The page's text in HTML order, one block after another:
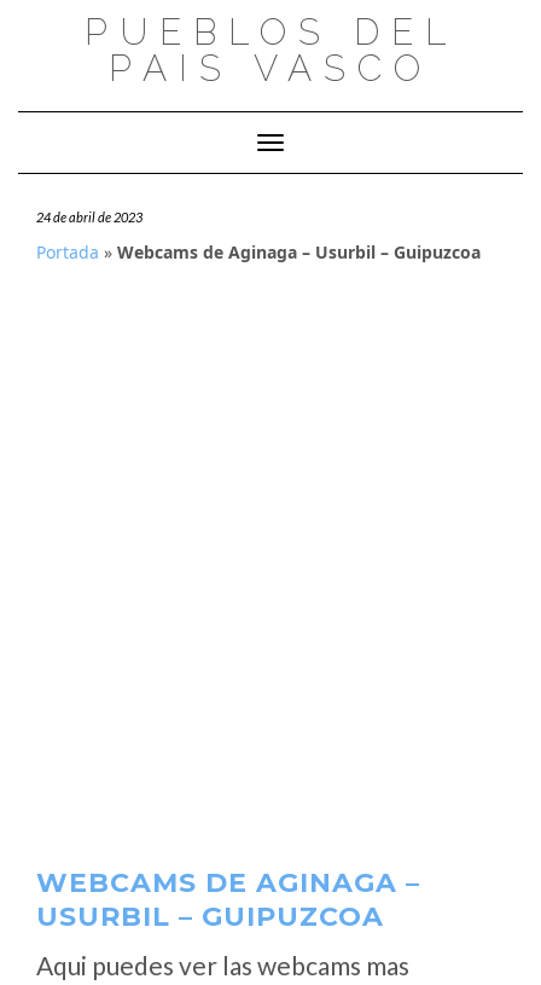
PUEBLOS DEL
PAIS VASCO
Cambiar modo de navegación
24 de abril de 2023
Portada » Webcams de Aginaga – Usurbil – Guipuzcoa
WEBCAMS DE AGINAGA –
USURBIL – GUIPUZCOA
Aqui puedes ver las webcams mas